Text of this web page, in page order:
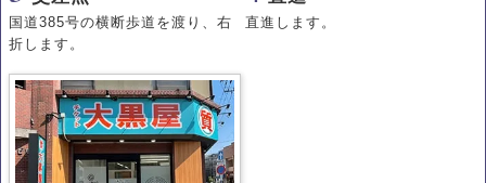
国道385号の横断歩道を渡り、右
折します。
直進します。